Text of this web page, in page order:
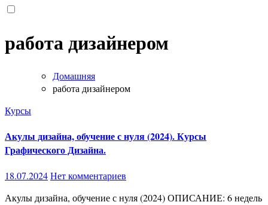
работа дизайнером
Домашняя
работа дизайнером
Курсы
Акулы дизайна, обучение с нуля (2024). Курсы
Графического Дизайна.
18.07.2024Нет комментариев
Акулы дизайна, обучение с нуля (2024) ОПИСАНИЕ: 6 недель